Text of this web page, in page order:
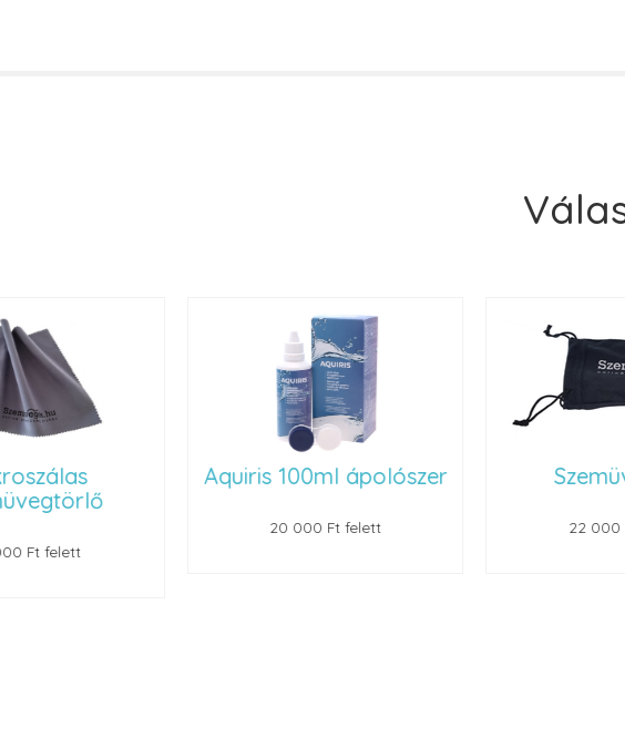
Aquiris 100ml ápolószer Szemüvegtok